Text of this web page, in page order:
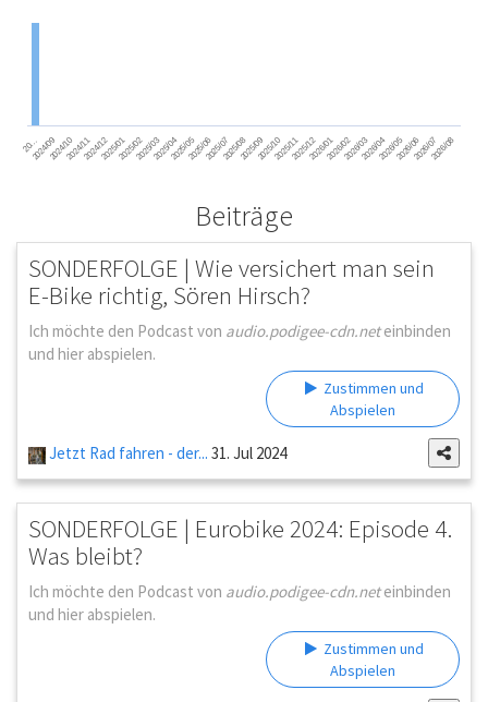
20…2024/092024/102024/112024/122025/012025/022025/032025/042025/052025/062025/072025/082025/092025/102025/112025/122026/012026/022026/032026/042026/052026/062026/072026/08
Beiträge
SONDERFOLGE | Wie versichert man sein
E-Bike richtig, Sören Hirsch?
Ich möchte den Podcast von audio.podigee-cdn.neteinbinden
und hier abspielen.
Zustimmen und
Abspielen
Jetzt Rad fahren - der... 31. Jul 2024
SONDERFOLGE | Eurobike 2024: Episode 4.
Was bleibt?
Ich möchte den Podcast von audio.podigee-cdn.neteinbinden
und hier abspielen.
Zustimmen und
Abspielen